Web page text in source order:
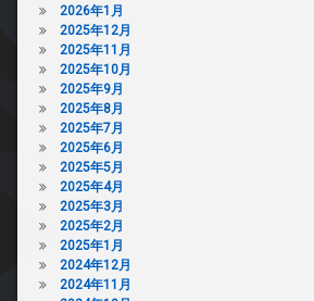
2026年1月
2025年12月
2025年11月
2025年10月
2025年9月
2025年8月
2025年7月
2025年6月
2025年5月
2025年4月
2025年3月
2025年2月
2025年1月
2024年12月
2024年11月